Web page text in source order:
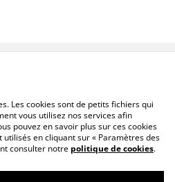
Les cookies sont de petits fichiers qui
vous utilisez nos services afin
pouvez en savoir plus sur ces cookies
en cliquant sur « Paramètres des
consulter notre politique de cookies.